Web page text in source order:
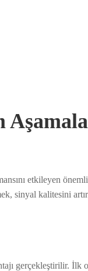
etkileyen
sinyal kalitesini
gerçekleştirilir. İlk